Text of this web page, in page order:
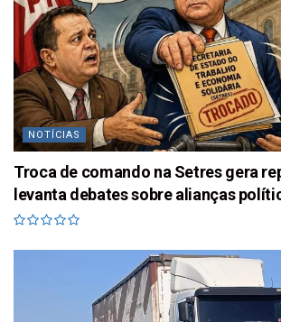
NOTÍCIAS
Troca de comando na Setres gera
levanta debates sobre alianças